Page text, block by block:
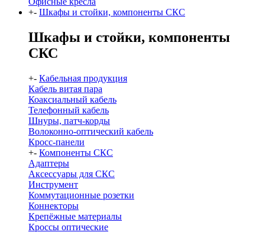
+- Шкафы и стойки, компоненты СКС
Шкафы и стойки, компоненты
СКС
+- Кабельная продукция
Кабель витая пара
Коаксиальный кабель
Телефонный кабель
Шнуры, патч-корды
Волоконно-оптический кабель
Кросс-панели
+- Компоненты СКС
Адаптеры
Аксессуары для СКС
Инструмент
Коммутационные розетки
Коннекторы
Крепёжные материалы
Кроссы оптические